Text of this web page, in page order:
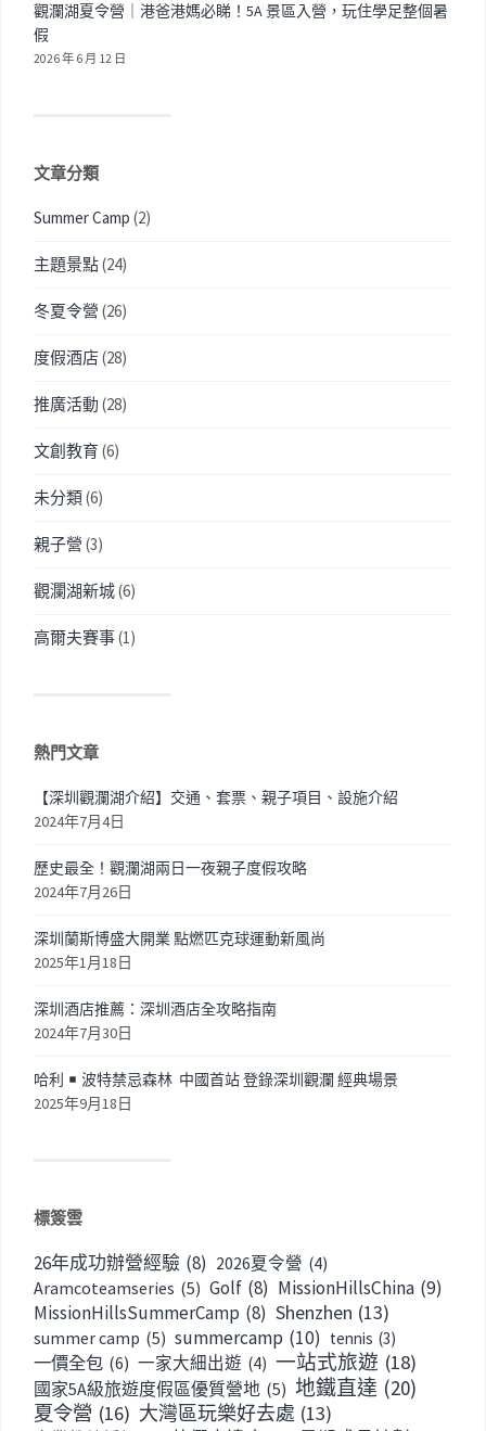
觀瀾湖夏令營｜港爸港媽必睇！5A 景區入營，玩住學足整個暑
假
2026 年 6 月 12 日
文章分類
Summer Camp (2)
主題景點(24)
冬夏令營 (26)
度假酒店(28)
推廣活動 (28)
文創教育 (6)
未分類(6)
親子營 (3)
觀瀾湖新城(6)
高爾夫賽事(1)
熱門文章
【深圳觀瀾湖介紹】交通、套票、親子項目、設施介紹
2024年7月4日
歷史最全！觀瀾湖兩日一夜親子度假攻略
2024年7月26日
深圳蘭斯博盛大開業 點燃匹克球運動新風尚
2025年1月18日
深圳酒店推薦：深圳酒店全攻略指南
2024年7月30日
哈利
波特禁忌森林 中國首站 登錄深圳觀瀾 經典場景
2025年9月18日
標簽雲
26年成功辦營經驗 (8) 2026夏令營 (4)
Aramcoteamseries (5) Golf (8) MissionHillsChina (9)
MissionHillsSummerCamp (8) Shenzhen (13)
summer camp (5) summercamp (10) tennis (3)
一價全包 (6) 一家大細出遊 (4) 一站式旅遊 (18)
國家5A級旅遊度假區優質營地 (5) 地鐵直達 (20)
夏令營 (16) 大灣區玩樂好去處 (13)